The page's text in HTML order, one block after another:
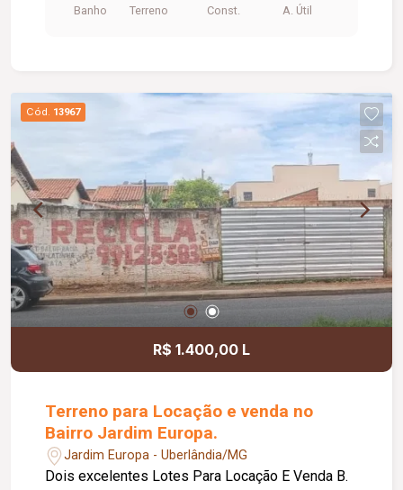
Banho Terreno Const. A. Útil
Cód. 13967
R$ 1.400,00 L
Terreno para Locação e venda no
Bairro Jardim Europa.
Jardim Europa - Uberlândia/MG
Dois excelentes Lotes Para Locação E Venda B.